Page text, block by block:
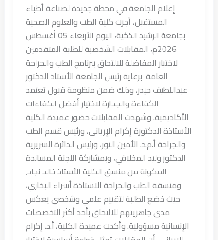
إعلام الجامعة في محطة جديدة لصناعة أطباء
المستقبل، أجرت كلية الطب والعلوم الصحية
بجامعة الرشيد الذكية، اليوم الأربعاء 05 أغسطس
2026م، المقابلات الشخصية للطلبة المتقدمين
لاختبار المفاضلة للالتحاق ببرنامج الطب والجراحة
العامة، برعاية رئيس الجامعة الأستاذ الدكتور
عبداللطيف حيدر، وذلك ضمن منظومة قبول تعتمد
الكفاءة والجدارة لاختيار أفضل الكفاءات
الأكاديمية. وشهدت المقابلات حضور عميدة الكلية
الأستاذة الدكتورة إكرام الإرياني، ورئيس قسم الطب
والجراحة أ.م.د. الأمين النور، ورئيس الدائرة السريرية
الدكتور وليد المخلافي، وبمشاركة اللجنة المساندة
المكونة من منسق الكلية الأستاذ خالد نجاد٬
ومنسقة الطب والجراحة الاستاذة أسراء البخاري،
حيث خضع الطلبة لتقييم علمي وشخصي يعكس
مدى جاهزيتهم للالتحاق بأحد أكثر التخصصات
الإنسانية مسؤولية. وأكدت عميدة الكلية، أ.د. إكرام